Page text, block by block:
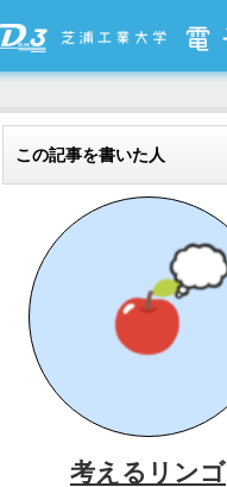
この記事を書いた人
考えるリンゴ